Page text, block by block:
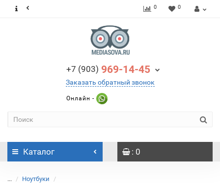
0 0
+7 (903) 969-14-45
Заказать обратный звонок
Онлайн -
Каталог : 0
... Ноутбуки